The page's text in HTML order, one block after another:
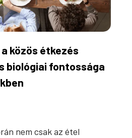
közös étkezés
biológiai fontossága
nem csak az étel